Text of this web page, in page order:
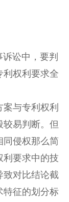
讼中，要判
利权利要求全
与专利权利
易判断。但
同侵权那么简
利要求中的技
致对比结论截
特征的划分标